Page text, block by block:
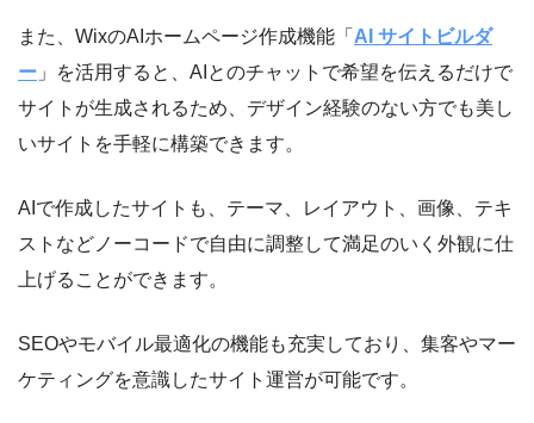
また、WixのAIホームページ作成機能「 AI サイトビルダ
ー 」を活用すると、AIとのチャットで希望を伝えるだけで
サイトが生成されるため、デザイン経験のない方でも美し
いサイトを手軽に構築できます。
AIで作成したサイトも、テーマ、レイアウト、画像、テキ
ストなどノーコードで自由に調整して満足のいく外観に仕
上げることができます。
SEOやモバイル最適化の機能も充実しており、集客やマー
ケティングを意識したサイト運営が可能です。